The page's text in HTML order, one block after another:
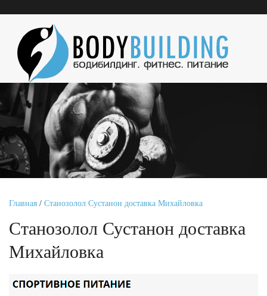
Главная / Станозолол Сустанон доставка Михайловка
Станозолол Сустанон доставка
Михайловка